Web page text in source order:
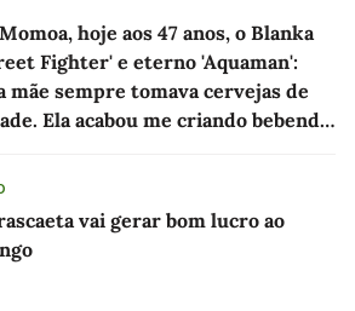
hoje aos 47 anos, o Blanka
Fighter' e eterno 'Aquaman':
mãe sempre tomava cervejas de
Ela acabou me criando bebendo
vai gerar bom lucro ao